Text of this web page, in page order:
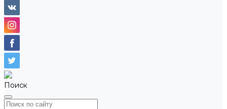
Поиск